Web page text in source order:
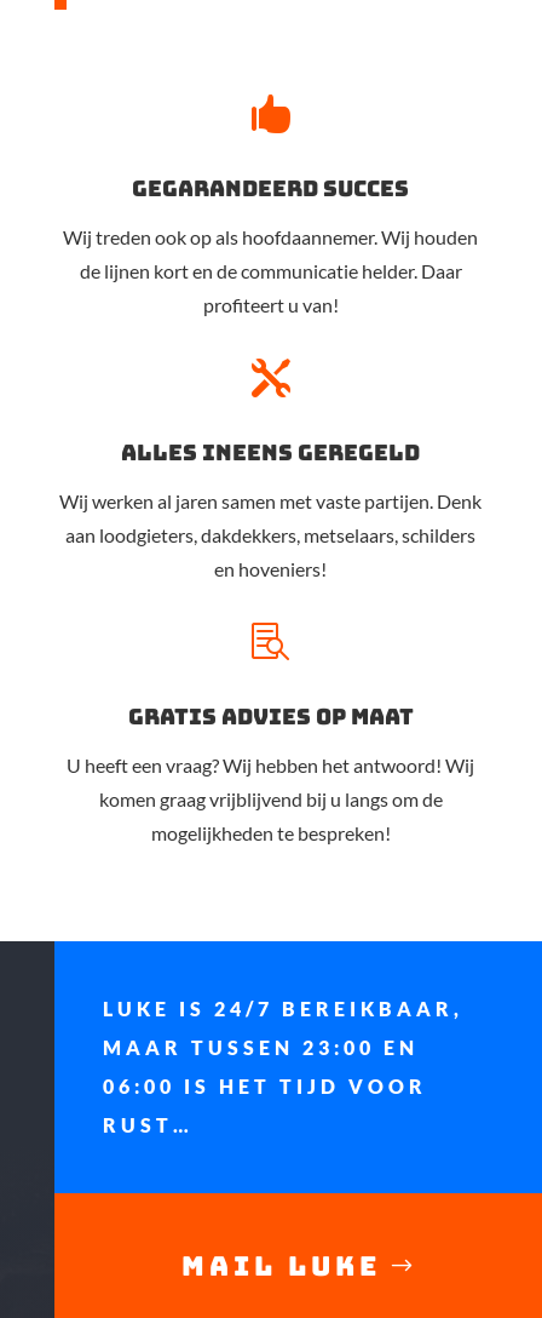

gegarandeerd succes
Wij treden ook op als hoofdaannemer. Wij houden
de lijnen kort en de communicatie helder. Daar
profiteert u van!

alles ineens geregeld
Wij werken al jaren samen met vaste partijen. Denk
aan loodgieters, dakdekkers, metselaars, schilders
en hoveniers!

gratis advies op maat
U heeft een vraag? Wij hebben het antwoord! Wij
komen graag vrijblijvend bij u langs om de
mogelijkheden te bespreken!
LUKE IS 24/7 BEREIKBAAR,
MAAR TUSSEN 23:00 EN
06:00 IS HET TIJD VOOR
RUST…
MAIL LUKE